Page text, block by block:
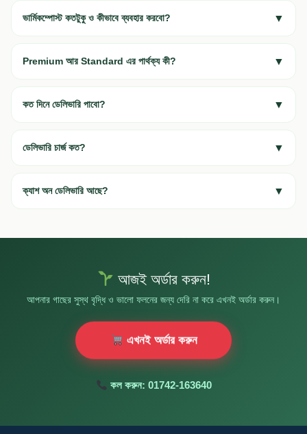
ভার্মিকম্পোস্ট কতটুকু ও কীভাবে ব্যবহার করবো? ▼
Premium আর Standard এর পার্থক্য কী? ▼
কত দিনে ডেলিভারি পাবো? ▼
ডেলিভারি চার্জ কত? ▼
ক্যাশ অন ডেলিভারি আছে? ▼
আজই অর্ডার করুন!
আপনার গাছের সুস্থ বৃদ্ধি ও ভালো ফলনের জন্য দেরি না করে এখনই অর্ডার করুন।
এখনই অর্ডার করুন
কল করুন: 01742-163640